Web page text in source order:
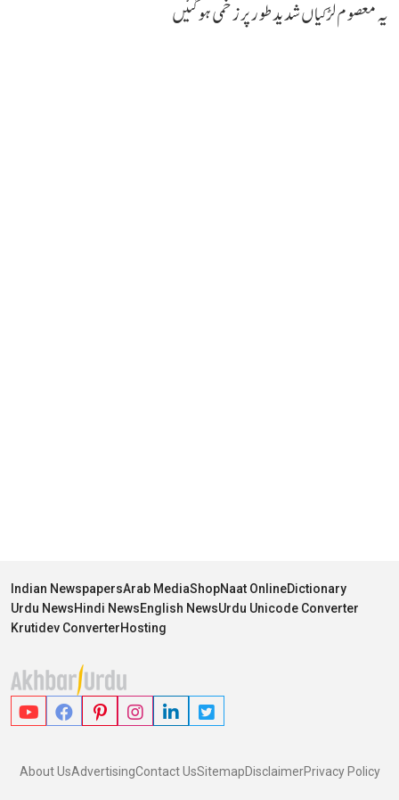
یہ معصوم لڑکیاں شدید طور پر زخمی ہو گئیں
Indian NewspapersArab MediaShopNaat OnlineDictionary
Urdu NewsHindi NewsEnglish NewsUrdu Unicode Converter
Krutidev ConverterHosting
About UsAdvertisingContact UsSitemapDisclaimerPrivacy Policy